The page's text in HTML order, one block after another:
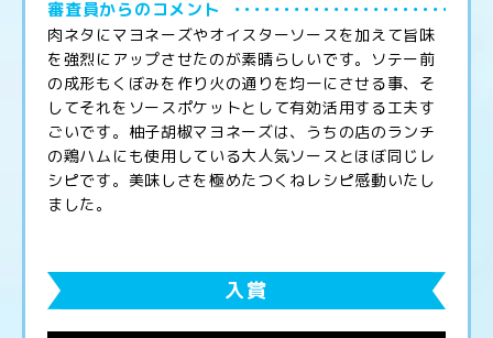
審査員からのコメント
肉ネタにマヨネーズやオイスターソースを加えて旨味
を強烈にアップさせたのが素晴らしいです。ソテー前
の成形もくぼみを作り火の通りを均一にさせる事、そ
してそれをソースポケットとして有効活用する工夫す
ごいです。柚子胡椒マヨネーズは、うちの店のランチ
の鶏ハムにも使用している大人気ソースとほぼ同じレ
シピです。美味しさを極めたつくねレシピ感動いたし
ました。
入賞